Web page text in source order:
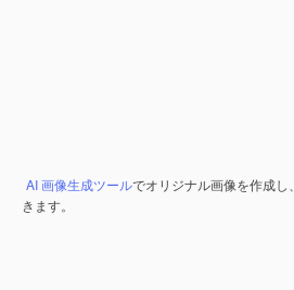
AI 画像生成ツールでオリジナル画像を作成し、
きます。